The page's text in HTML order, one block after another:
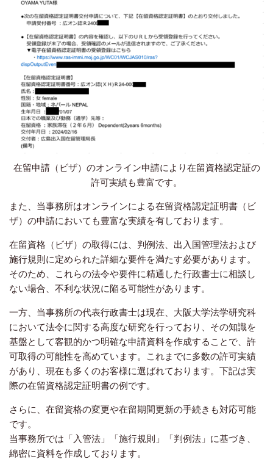
在留申請（ビザ）のオンライン申請により在留資格認定証の
許可実績も豊富です。
また、当事務所はオンラインによる在留資格認定証明書（ビ
ザ）の申請においても豊富な実績を有しております。
在留資格（ビザ）の取得には、判例法、出入国管理法および
施行規則に定められた詳細な要件を満たす必要があります。
そのため、これらの法令や要件に精通した行政書士に相談し
ない場合、不利な状況に陥る可能性があります。
一方、当事務所の代表行政書士は現在、大阪大学法学研究科
において法令に関する高度な研究を行っており、その知識を
基盤として客観的かつ明確な申請資料を作成することで、許
可取得の可能性を高めています。これまでに多数の許可実績
があり、現在も多くのお客様に選ばれております。下記は実
際の在留資格認定証明書の例です。
さらに、在留資格の変更や在留期間更新の手続きも対応可能
です。
当事務所では「入管法」「施行規則」「判例法」に基づき、
綿密に資料を作成しております。